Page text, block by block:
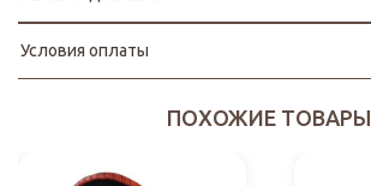
Условия оплаты
ПОХОЖИЕ ТОВАРЫ